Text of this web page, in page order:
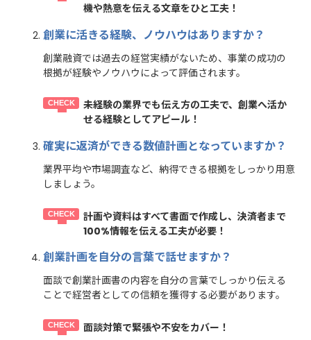
機や熱意を伝える文章をひと工夫！
創業に活きる経験、ノウハウはありますか？
創業融資では過去の経営実績がないため、事業の成功の
根拠が経験やノウハウによって評価されます。
未経験の業界でも伝え方の工夫で、創業へ活か
せる経験としてアピール！
確実に返済ができる数値計画となっていますか？
業界平均や市場調査など、納得できる根拠をしっかり用意
しましょう。
計画や資料はすべて書面で作成し、決済者まで
100%情報を伝える工夫が必要！
創業計画を自分の言葉で話せますか？
面談で創業計画書の内容を自分の言葉でしっかり伝える
ことで経営者としての信頼を獲得する必要があります。
面談対策で緊張や不安をカバー！